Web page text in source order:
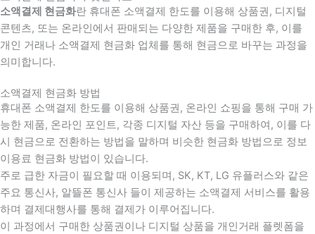
소액결제 현금화란 휴대폰 소액결제 한도를 이용해 상품권, 디지털
콘텐츠, 또는 온라인에서 판매되는 다양한 제품을 구매한 후, 이를
개인 거래나 소액결제 현금화 업체를 통해 현금으로 바꾸는 과정을
의미합니다.
소액결제 현금화 방법
휴대폰 소액결제 한도를 이용해 상품권, 온라인 쇼핑을 통해 구매 가
능한 제품, 온라인 포인트, 각종 디지털 자산 등을 구매하여, 이를 다
시 현금으로 전환하는 방법을 말하며 비슷한 현금화 방법으로 정보
이용료 현금화 방법이 있습니다.
주로 급한 자금이 필요할 때 이용되며, SK, KT, LG 유플러스와 같은
주요 통신사, 알뜰폰 통신사 들이 제공하는 소액결제 서비스를 활용
하며 결제대행사를 통해 결제가 이루어집니다.
이 과정에서 구매한 상품권이나 디지털 상품을 개인거래 플렛폼을